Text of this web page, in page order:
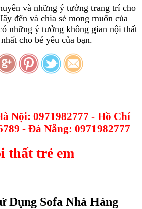
và những ý tưởng trang trí cho
đến và chia sẻ mong muốn của
những ý tưởng không gian nội thất
cho bé yêu của bạn.
Nội: 0971982777 - Hồ Chí
- Đà Nẵng: 0971982777
thất trẻ em
Dụng Sofa Nhà Hàng